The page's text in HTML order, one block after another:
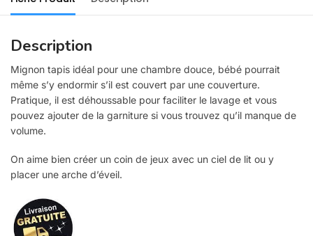
Description
Mignon tapis idéal pour une chambre douce, bébé pourrait
même s’y endormir s’il est couvert par une couverture.
Pratique, il est déhoussable pour faciliter le lavage et vous
pouvez ajouter de la garniture si vous trouvez qu’il manque de
volume.
On aime bien créer un coin de jeux avec un ciel de lit ou y
placer une arche d’éveil.